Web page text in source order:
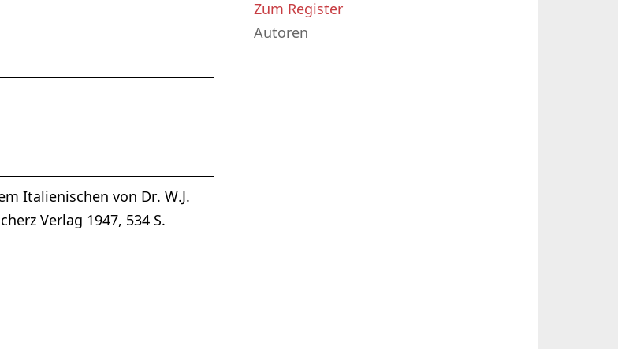
Italienischen von Dr. W.J.
Verlag 1947, 534 S.
Zum Register
Autoren